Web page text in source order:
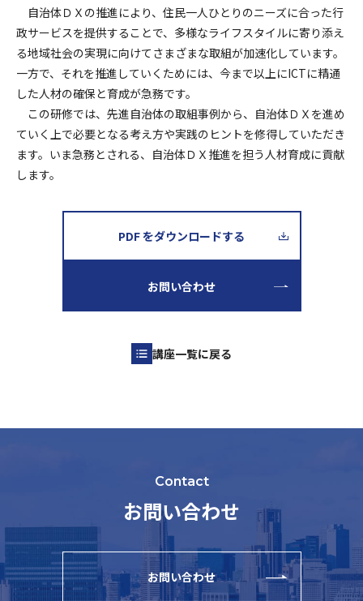
自治体ＤＸの推進により、住民一人ひとりのニーズに合った行
政サービスを提供することで、多様なライフスタイルに寄り添え
る地域社会の実現に向けてさまざまな取組が加速化しています。
一方で、それを推進していくためには、今まで以上にICTに精通
した人材の確保と育成が急務です。
この研修では、先進自治体の取組事例から、自治体ＤＸを進め
ていく上で必要となる考え方や実践のヒントを修得していただき
ます。いま急務とされる、自治体ＤＸ推進を担う人材育成に貢献
します。
PDF をダウンロードする
お問い合わせ
講座一覧に戻る
Contact
お問い合わせ
お問い合わせ